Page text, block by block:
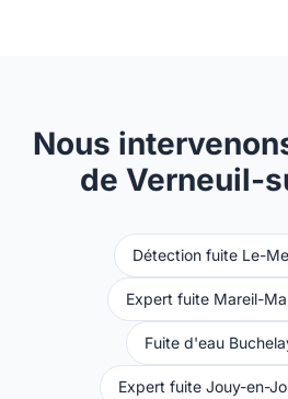
Nous
de Verneuil-
Détection fuite Le-
Expert fuite Mareil-
Fuite d'eau
Expert fuite Jouy-en-